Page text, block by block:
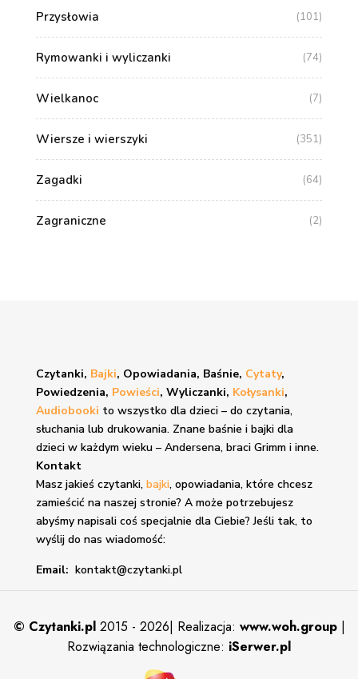
Przysłowia (101)
Rymowanki i wyliczanki (74)
Wielkanoc (7)
Wiersze i wierszyki (351)
Zagadki (64)
Zagraniczne (2)
Czytanki, Bajki, Opowiadania, Baśnie, Cytaty,
Powiedzenia, Powieści, Wyliczanki, Kołysanki,
Audiobooki to wszystko dla dzieci – do czytania,
słuchania lub drukowania. Znane baśnie i bajkidla
dzieci w każdym wieku – Andersena, braci Grimm i inne.
Kontakt
Masz jakieś czytanki, bajki, opowiadania, które chcesz
zamieścić na naszej stronie? A może potrzebujesz
abyśmy napisali coś specjalnie dla Ciebie? Jeśli tak, to
wyślij do nas wiadomość:
Email: kontakt@czytanki.pl
© Czytanki.pl 2015 - 2026| Realizacja: www.woh.group |
Rozwiązania technologiczne: iSerwer.pl